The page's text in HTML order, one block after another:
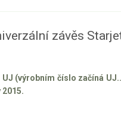
závěs
(výrobním číslo začíná